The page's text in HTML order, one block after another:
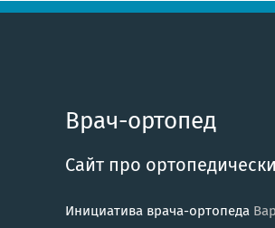
Врач-ортопед
Сайт про
Инициатива врача-ортопеда